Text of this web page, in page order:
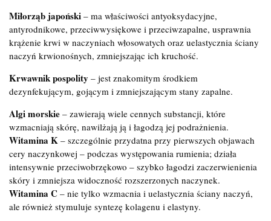
Miłorząb japoński – ma właściwości antyoksydacyjne,
antyrodnikowe, przeciwwysiękowe i przeciwzapalne, usprawnia
krążenie krwi w naczyniach włosowatych oraz uelastycznia ściany
naczyń krwionośnych, zmniejszając ich kruchość.
Krwawnik pospolity – jest znakomitym środkiem
dezynfekującym, gojącym i zmniejszającym stany zapalne.
Algi morskie – zawierają wiele cennych substancji, które
wzmacniają skórę, nawilżają ją i łagodzą jej podrażnienia.
Witamina K – szczególnie przydatna przy pierwszych objawach
cery naczynkowej – podczas występowania rumienia; działa
intensywnie przeciwobrzękowo – szybko łagodzi zaczerwienienia
skóry i zmniejsza widoczność rozszerzonych naczynek.
Witamina C – nie tylko wzmacnia i uelastycznia ściany naczyń,
ale również stymuluje syntezę kolagenu i elastyny.